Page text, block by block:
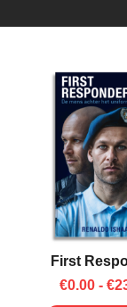
First
€0.00 - €